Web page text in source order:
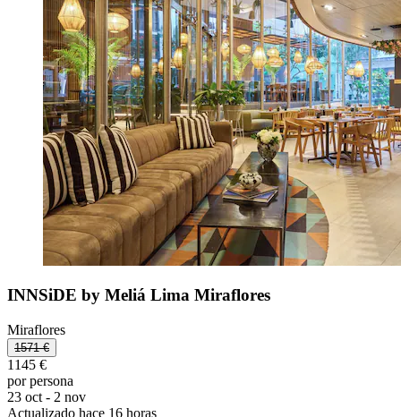
INNSiDE by Meliá Lima Miraflores
Miraflores
1571 €
1145 €
por persona
23 oct - 2 nov
Actualizado hace 16 horas